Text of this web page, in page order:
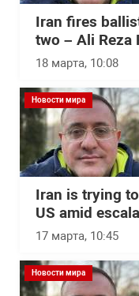
Iran fires
two – Ali Reza
18 марта, 10:08
Новости мира
Iran is trying
US amid
17 марта, 10:45
Новости мира